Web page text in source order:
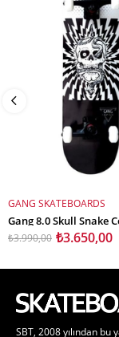
SEPETE EKLE
GANG SKATEBOARDS
₺3.650,00
₺3.990,00
SBT, 2008 yılından bu